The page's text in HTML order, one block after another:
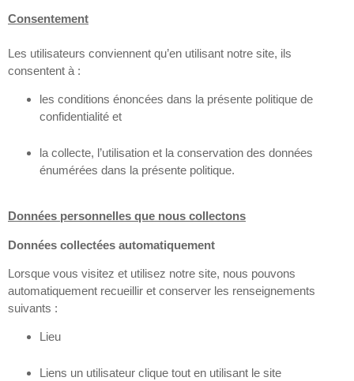
Consentement
Les utilisateurs conviennent qu’en utilisant notre site, ils
consentent à :
les conditions énoncées dans la présente politique de
confidentialité et
la collecte, l’utilisation et la conservation des données
énumérées dans la présente politique.
Données personnelles que nous collectons
Données collectées automatiquement
Lorsque vous visitez et utilisez notre site, nous pouvons
automatiquement recueillir et conserver les renseignements
suivants :
Lieu
Liens un utilisateur clique tout en utilisant le site